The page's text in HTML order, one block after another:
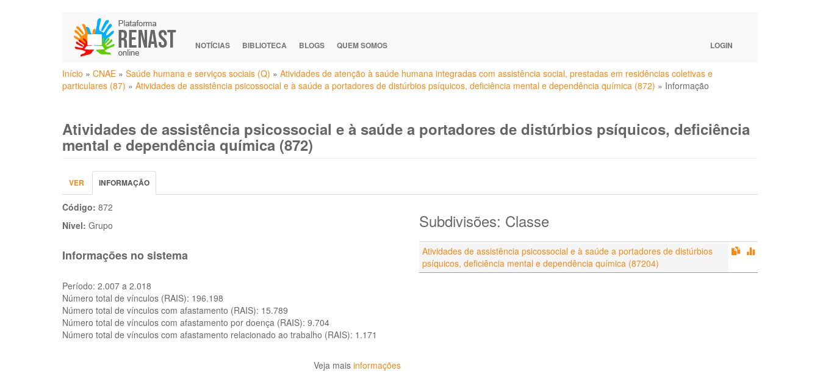
NOTÍCIAS BIBLIOTECA BLOGS QUEM SOMOS LOGIN
Você
está
Início » CNAE » Saúde humana e serviços sociais (Q) » Atividades de atenção à saúde humana integradas com assistência social, prestadas em residências coletivas e
particulares (87) » Atividades de assistência psicossocial e à saúde a portadores de distúrbios psíquicos, deficiência mental e dependência química (872) » Informação
Atividades de assistência psicossocial e à saúde a portadores de distúrbios psíquicos, deficiência
mental e dependência química (872)
Abas
primárias
VER INFORMAÇÃO
ATIVA)
Código: 872
Nível: Grupo
Informações no sistema
Período: 2.007 a 2.018
Número total de vínculos (RAIS): 196.198
Número total de vínculos com afastamento (RAIS): 15.789
Número total de vínculos com afastamento por doença (RAIS): 9.704
Número total de vínculos com afastamento relacionado ao trabalho (RAIS): 1.171
Veja mais informações
Subdivisões: Classe
Atividades de assistência psicossocial e à saúde a portadores de distúrbios
psíquicos, deficiência mental e dependência química (87204)